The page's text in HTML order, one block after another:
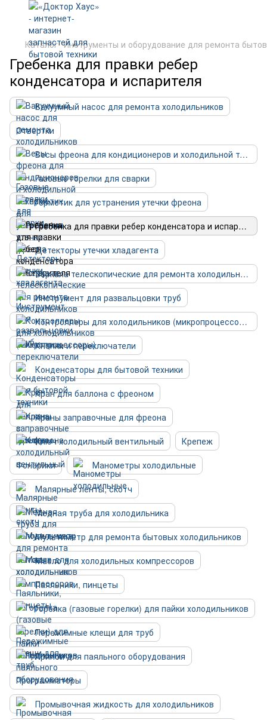
Каталог Инструменты и оборудование для ремонта
Гребенка для правки ребер
конденсатора и испарителя
Вакуумный насос для ремонта холодильников
Отвертки
Весы фреона для кондиционеров и холодильной техники
Газовые горелки для сварки
Герметик для устранения утечки фреона
Гребенка для правки ребер конденсатора и испарителя
Детекторы утечки хладагента
Зеркала телескопические для ремонта холодильников
Инструмент для развальцовки труб
Контроллеры для холодильников (микропроцессоры)
Кнопки и переключатели
Конденсаторы для бытовой техники
Кран для баллона с фреоном
Краны заправочные для фреона
Ключ холодильный вентильный
Крепеж
Фонарики
Манометры холодильные
Малярные ленты, скотч
Медная труба для холодильника
Мультиметр для ремонта бытовых холодильников
Масло для холодильных компрессоров
Паяльники, пинцеты
Горелка (газовые горелки) для пайки холодильников
Пережимные клещи для труб
Припои для паяльного оборудования
Программаторы
Промывочная жидкость для холодильников